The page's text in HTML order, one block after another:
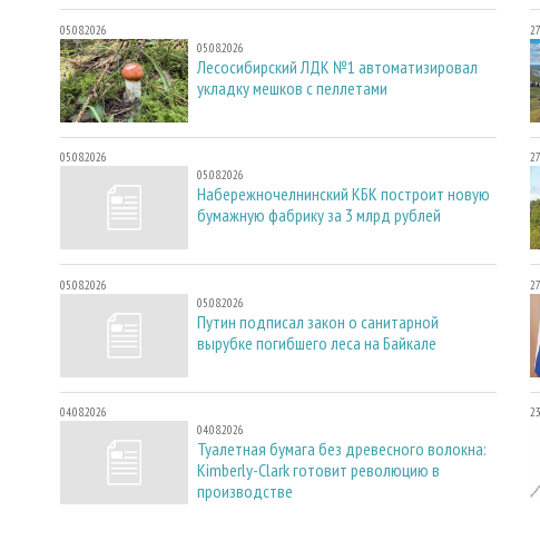
05.08.2026
05.08.2026
Лесосибирский ЛДК №1 автоматизировал
укладку мешков с пеллетами
05.08.2026
05.08.2026
Набережночелнинский КБК построит новую
бумажную фабрику за 3 млрд рублей
05.08.2026
05.08.2026
Путин подписал закон о санитарной
вырубке погибшего леса на Байкале
04.08.2026
04.08.2026
Туалетная бумага без древесного волокна:
Kimberly-Clark готовит революцию в
производстве